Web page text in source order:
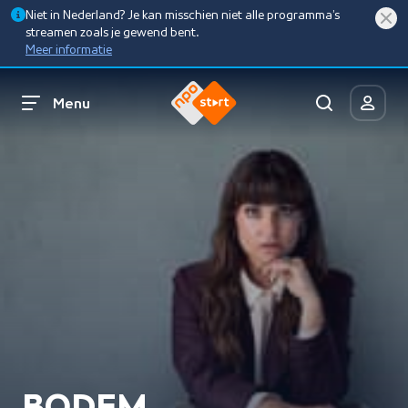
Niet in Nederland? Je kan misschien niet alle programma’s
streamen zoals je gewend bent.
Meer informatie
Menu